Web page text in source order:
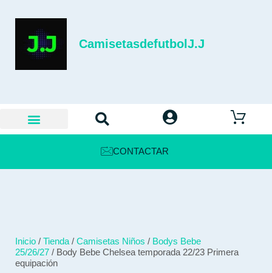
CamisetasdefutbolJ.J
CONTACTAR
Inicio / Tienda / Camisetas Niños / Bodys Bebe
25/26/27 / Body Bebe Chelsea temporada 22/23 Primera
equipación